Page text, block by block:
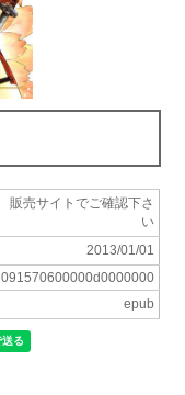
販売サイトでご確認下さ
い
2013/01/01
091570600000d0000000
epub